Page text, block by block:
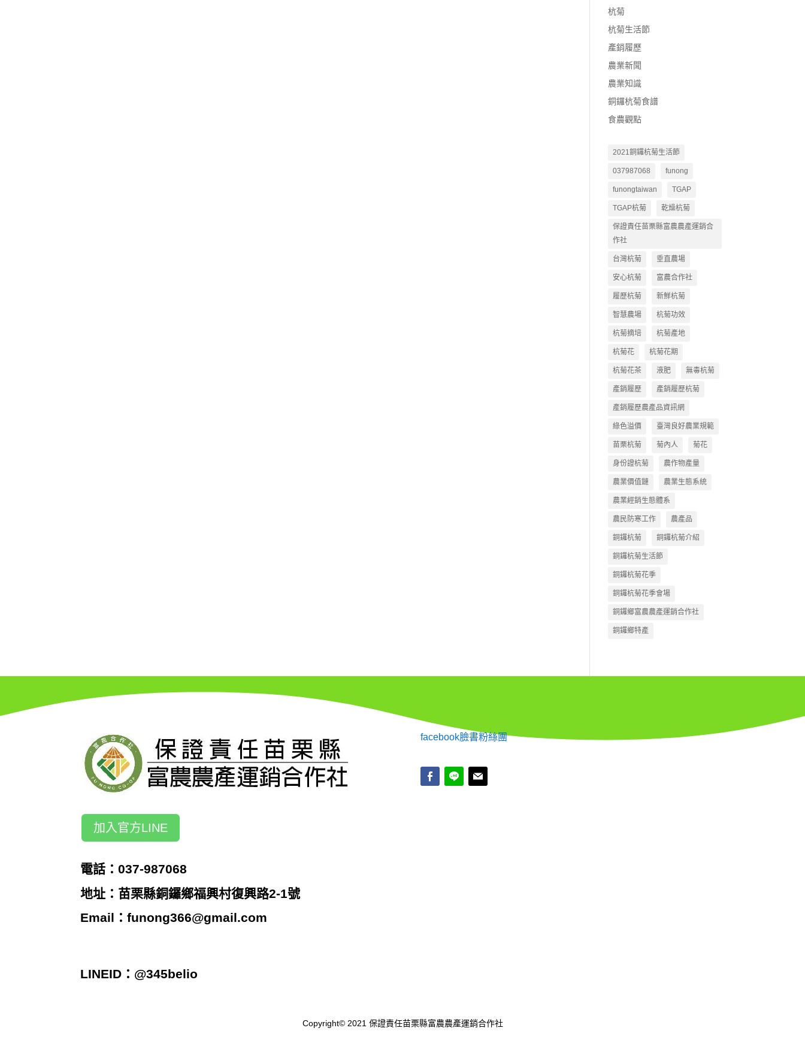
杭菊
杭菊生活節
產銷履歷
農業新聞
農業知識
銅鑼杭菊食譜
食農觀點
2021銅鑼杭菊生活節
037987068 funong
funongtaiwan TGAP
TGAP杭菊 乾燥杭菊
保證責任苗栗縣富農農產運銷合
作社
台灣杭菊 垂直農場
安心杭菊 富農合作社
履歷杭菊 新鮮杭菊
智慧農場 杭菊功效
杭菊摘培 杭菊產地
杭菊花 杭菊花期
杭菊花茶 液肥 無毒杭菊
產銷履歷 產銷履歷杭菊
產銷履歷農產品資訊網
綠色溢價 臺灣良好農業規範
苗栗杭菊 菊內人 菊花
身份證杭菊 農作物產量
農業價值鏈 農業生態系統
農業經銷生態體系
農民防寒工作 農產品
銅鑼杭菊 銅鑼杭菊介紹
銅鑼杭菊生活節
銅鑼杭菊花季
銅鑼杭菊花季會場
銅鑼鄉富農農產運銷合作社
銅鑼鄉特產
加入官方LINE
電話：037-987068
地址：苗栗縣銅鑼鄉福興村復興路2-1號
Email：funong366@gmail.com
LINEID：@345belio
facebook臉書粉絲團
Copyright© 2021 保證責任苗栗縣富農農產運銷合作社